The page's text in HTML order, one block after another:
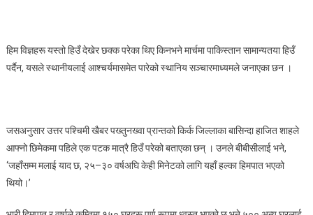
हिम विज्ञहरू यस्तो हिउँ देखेर छक्क परेका थिए किनभने मार्चमा पाकिस्तान सामान्यतया हिउँ
पर्दैन, यसले स्थानीयलाई आश्चर्यमासमेत पारेको स्थानिय सञ्चारमाध्यमले जनाएका छन ।
जसअनुसार उत्तर पश्चिमी खैबर पख्तुनख्वा प्रान्तको किर्क जिल्लाका बासिन्दा हाजित शाहले
आफ्नो छिमेकमा पहिले एक पटक मात्रै हिउँ परेको बताएका छन् । उनले बीबीसीलाई भने,
‘जहाँसम्म मलाई याद छ, २५–३० वर्षअघि केही मिनेटको लागि यहाँ हल्का हिमपात भएको
थियो।’